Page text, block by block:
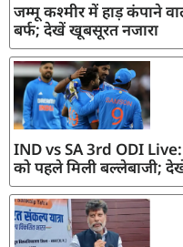
जम्मू कश्मीर में हाड़ कंपाने
बर्फ; देखें खूबसूरत नजारा
IND vs SA 3rd ODI Live:
को पहले मिली बल्लेबाजी;